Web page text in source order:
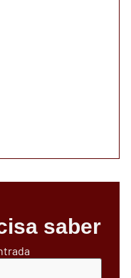
saber